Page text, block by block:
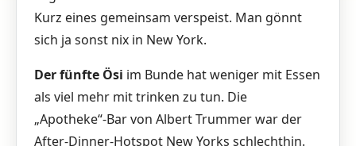
Kurz eines gemeinsam verspeist. Man gönnt
sich ja sonst nix in New York.
Der fünfte Ösi im Bunde hat weniger mit Essen
als viel mehr mit trinken zu tun. Die
„Apotheke“-Bar von Albert Trummer war der
After-Dinner-Hotspot New Yorks schlechthin.